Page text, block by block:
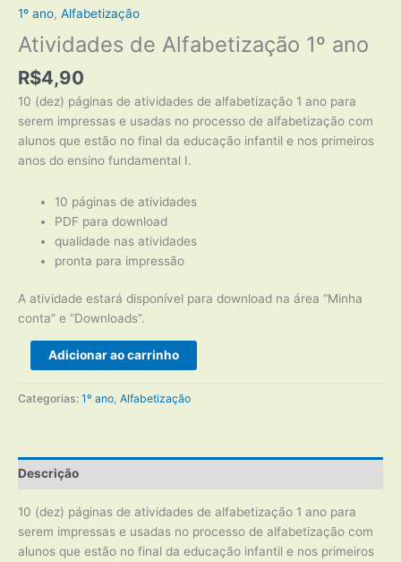
1º ano, Alfabetização
Atividades de Alfabetização 1º ano
R$4,90
10 (dez) páginas de atividades de alfabetização 1 ano para
serem impressas e usadas no processo de alfabetização com
alunos que estão no final da educação infantil e nos primeiros
anos do ensino fundamental I.
10 páginas de atividades
PDF para download
qualidade nas atividades
pronta para impressão
A atividade estará disponível para download na área “Minha
conta” e “Downloads”.
Atividades
de
Adicionar ao carrinho
Categorias: 1º ano Alfabetização
Descrição
10 (dez) páginas de atividades de alfabetização 1 ano para
serem impressas e usadas no processo de alfabetização com
alunos que estão no final da educação infantil e nos primeiros